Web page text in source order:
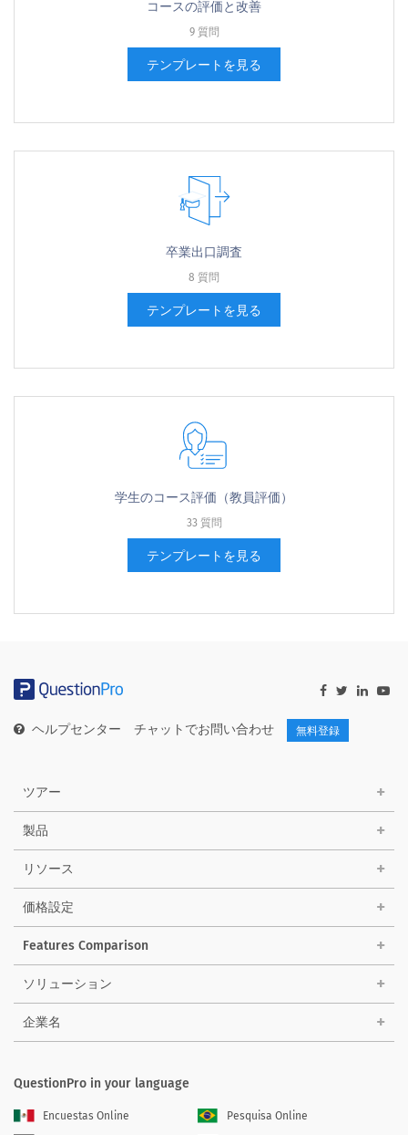
コー​​スの評価と改善
9 質問
テンプレートを見る
卒業出口調査
8 質問
テンプレートを見る
学生のコース評価（教員評価）
33 質問
テンプレートを見る
ヘルプセンター チャットでお問い合わせ 無料登録
ツアー
製品
リソース
価格設定
Features Comparison
ソリューション
企業名
QuestionPro in your language
Encuestas Online
Pesquisa Online